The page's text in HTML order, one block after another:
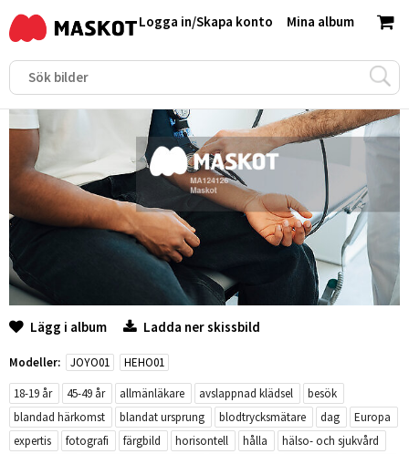
Mina album
Logga in/Skapa konto
Lägg i album Ladda ner skissbild
Modeller: JOYO01
HEHO01
18-19 år
45-49 år allmänläkare avslappnad klädsel
besök
blandad härkomst
blandat ursprung blodtrycksmätare dag
Europa
expertis
fotografi färgbild horisontell hålla
hälso- och sjukvård